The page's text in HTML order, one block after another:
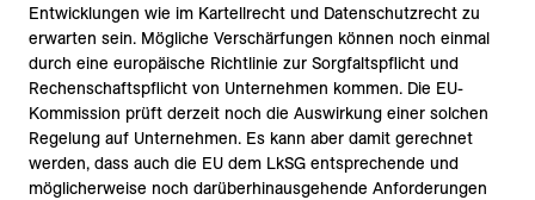
Entwicklungen wie im Kartellrecht und Datenschutzrecht zu
erwarten sein. Mögliche Verschärfungen können noch einmal
durch eine europäische Richtlinie zur Sorgfaltspflicht und
Rechenschaftspflicht von Unternehmen kommen. Die EU-
Kommission prüft derzeit noch die Auswirkung einer solchen
Regelung auf Unternehmen. Es kann aber damit gerechnet
werden, dass auch die EU dem LkSG entsprechende und
möglicherweise noch darüberhinausgehende Anforderungen